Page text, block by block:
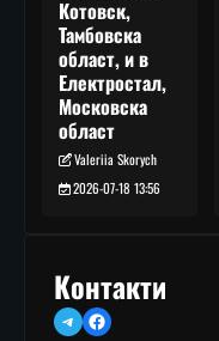
Котовск,
Тамбовска
област, и в
Електростал,
Московска
област
Valeriia Skorych
2026-07-18 13:56
Контакти
TelegramFacebook